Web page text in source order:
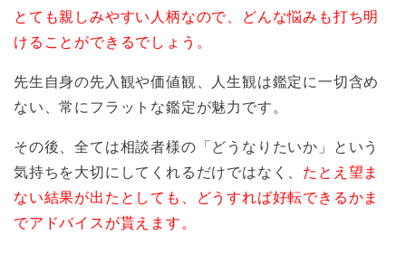
とても親しみやすい人柄なので、どんな悩みも打ち明
けることができるでしょう。
先生自身の先入観や価値観、人生観は鑑定に一切含め
ない、常にフラットな鑑定が魅力です。
その後、全ては相談者様の「どうなりたいか」という
気持ちを大切にしてくれるだけではなく、 たとえ望ま
ない結果が出たとしても、どうすれば好転できるかま
でアドバイスが貰えます。